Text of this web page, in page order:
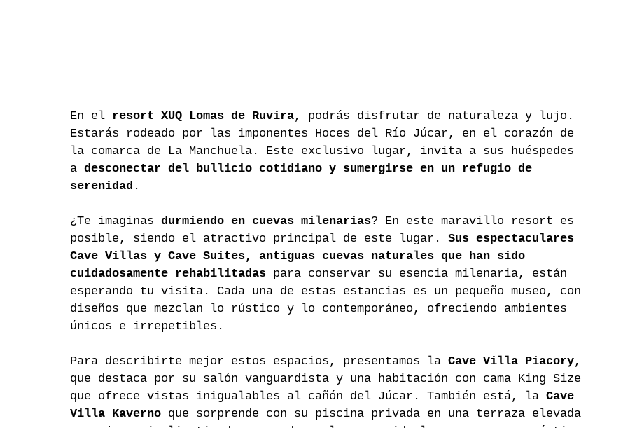
En el resort XUQ Lomas de Ruvira, podrás disfrutar de naturaleza y lujo.
Estarás rodeado por las imponentes Hoces del Río Júcar, en el corazón de
la comarca de La Manchuela. Este exclusivo lugar, invita a sus huéspedes
a desconectar del bullicio cotidiano y sumergirse en un refugio de
serenidad .
¿Te imaginas durmiendo en cuevas milenarias? En este maravillo resort es
posible, siendo el atractivo principal de este lugar. Sus espectaculares
Cave Villas y Cave Suites, antiguas cuevas naturales que han sido
cuidadosamente rehabilitadas para conservar su esencia milenaria, están
esperando tu visita. Cada una de estas estancias es un pequeño museo, con
diseños que mezclan lo rústico y lo contemporáneo, ofreciendo ambientes
únicos e irrepetibles.
Para describirte mejor estos espacios, presentamos la Cave Villa Piacory,
que destaca por su salón vanguardista y una habitación con cama King Size
que ofrece vistas inigualables al cañón del Júcar. También está, la Cave
Villa Kaverno que sorprende con su piscina privada en una terraza elevada